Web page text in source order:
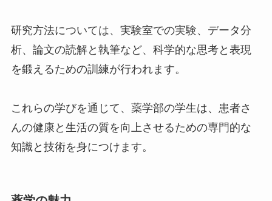
研究方法については、実験室での実験、データ分
析、論文の読解と執筆など、科学的な思考と表現
を鍛えるための訓練が行われます。
これらの学びを通じて、薬学部の学生は、患者さ
んの健康と生活の質を向上させるための専門的な
知識と技術を身につけます。